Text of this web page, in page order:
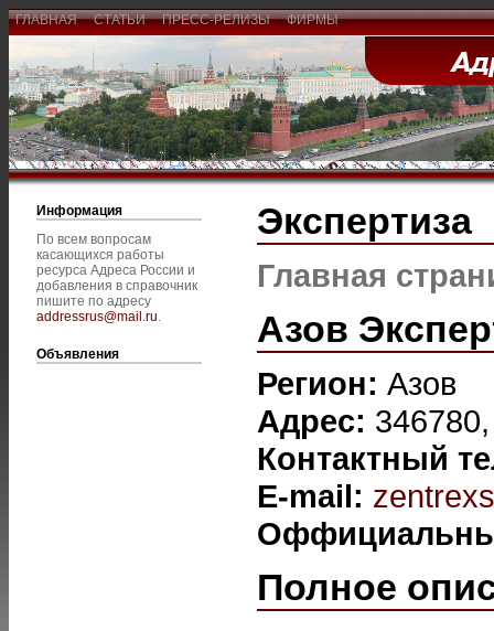
ГЛАВНАЯ СТАТЬИ ПРЕСС-РЕЛИЗЫ ФИРМЫ
Информация
По всем вопросам
касающихся работы
ресурса Адреса России и
добавления в справочник
пишите по адресу
addressrus@mail.ru.
Объявления
Экспертиза
Главная
Азов
Регион: Азов
Адрес:
Контактный
E-mail:
Полное